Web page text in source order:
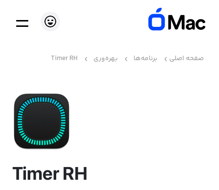
صفحه اصلی برنامه‌ها بهره‌وری Timer RH
Timer RH